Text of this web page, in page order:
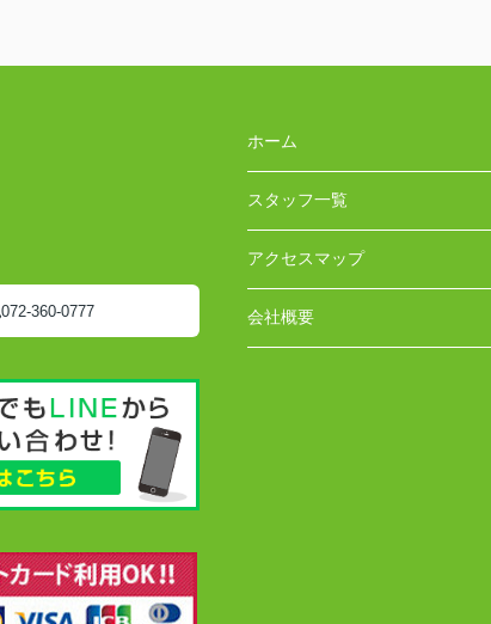
072-360-0777
ホーム
スタッフ一覧
アクセスマップ
会社概要